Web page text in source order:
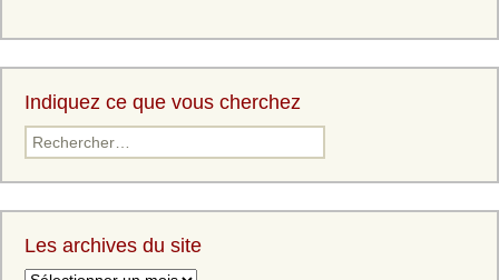
Indiquez ce que vous cherchez
Rechercher :
Les archives du site